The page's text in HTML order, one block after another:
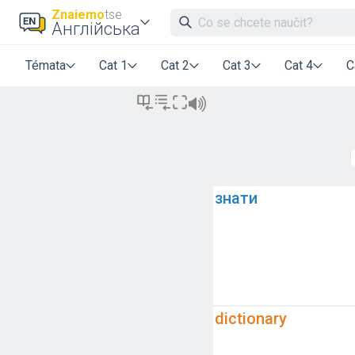
Znaiemotse
Англійська
Témata Cat 1 Cat 2 Cat 3 Cat 4
знати
dictionary